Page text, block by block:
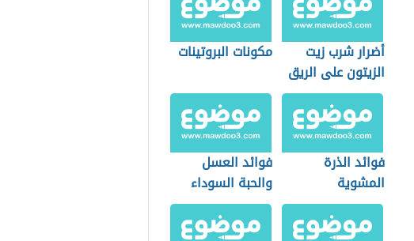
أضرار شرب زيت
الزيتون على الريق
مكونات البروتينات
فوائد الذرة
المشوية
فوائد العسل
والحبة السوداء
على الريق